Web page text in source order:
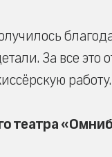
За все это
работу.
театра